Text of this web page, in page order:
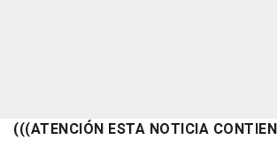
(((ATENCIÓN ESTA NOTICIA